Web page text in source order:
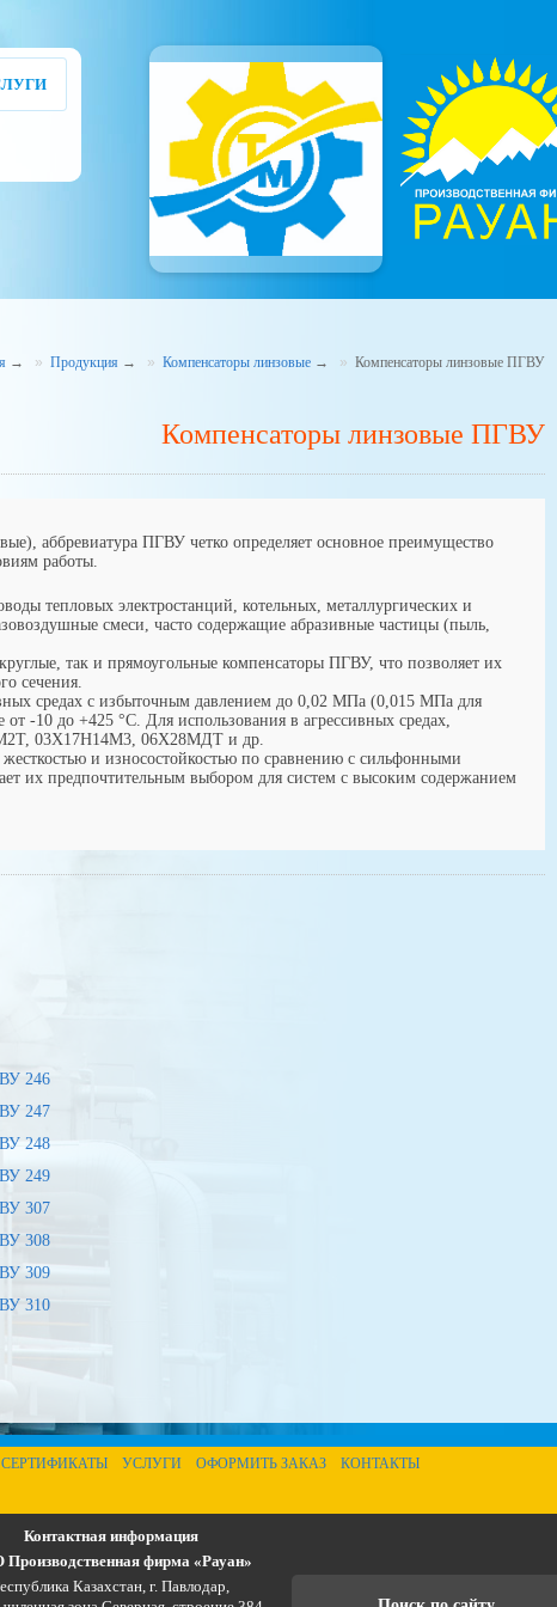
→ Продукция → Компенсаторы линзовые → Компенсаторы линзовые ПГВУ
Компенсаторы линзовые ПГВУ
аббревиатура ПГВУ четко определяет основное преимущество
работы.
тепловых электростанций, котельных, металлургических и
смеси, часто содержащие абразивные частицы (пыль,
так и прямоугольные компенсаторы ПГВУ, что позволяет их
сечения.
средах с избыточным давлением до 0,02 МПа (0,015 МПа для
-10 до +425 °C. Для использования в агрессивных средах,
03Х17Н14М3, 06Х28МДТ и др.
и износостойкостью по сравнению с сильфонными
их предпочтительным выбором для систем с высоким содержанием
246
247
248
249
307
308
309
310
СЕРТИФИКАТЫ УСЛУГИ ОФОРМИТЬ ЗАКАЗ
КОНТАКТЫ
Контактная информация
фирма «Рауан»
Казахстан, г. Павлодар,